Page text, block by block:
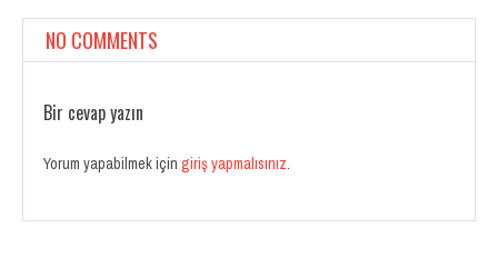
NO COMMENTS
Bir cevap yazın
Yorum yapabilmek için giriş yapmalısınız.